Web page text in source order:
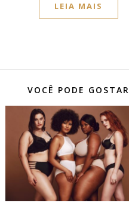
LEIA MAIS
VOCÊ PODE GOSTAR